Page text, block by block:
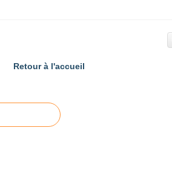
Retour à l'accueil